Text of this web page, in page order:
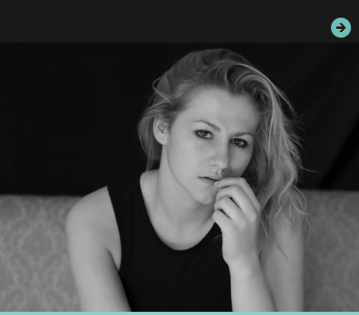
ELÉRHETŐSÉG
PALOTASÉTÁK ÉS VEZETÉSEK
KÖZÉRDEKŰ ADATOK